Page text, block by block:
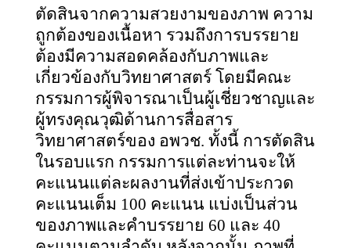
ตัดสินจากความสวยงามของภาพ ความ
ถูกต้องของเนื้อหา รวมถึงการบรรยาย
ต้องมีความสอดคล้องกับภาพและ
เกี่ยวข้องกับวิทยาศาสตร์ โดยมีคณะ
กรรมการผู้พิจารณาเป็นผู้เชี่ยวชาญและ
ผู้ทรงคุณวุฒิด้านการสื่อสาร
วิทยาศาสตร์ของ อพวช. ทั้งนี้ การตัดสิน
ในรอบแรก กรรมการแต่ละท่านจะให้
คะแนนแต่ละผลงานที่ส่งเข้าประกวด
คะแนนเต็ม 100 คะแนน แบ่งเป็นส่วน
ของภาพและคำบรรยาย 60 และ 40